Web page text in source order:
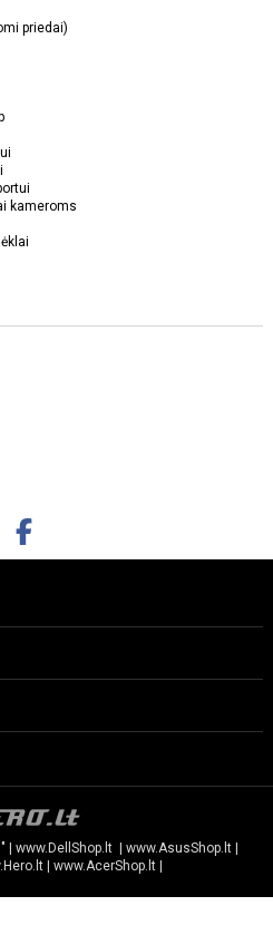
priedai)
kameroms
| www.DellShop.lt www.AsusShop.lt
| www.AcerShop.lt|